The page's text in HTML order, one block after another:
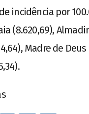
incidência por
(8.620,69),
Madre de Deus